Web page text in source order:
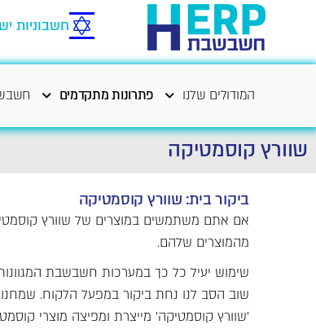
חשבוניות
המודולים שלנו פתרונות מתקדמים
שוורץ קוסמטיקה
ביקור בית: שוורץ קוסמטיקה
אם אתם משתמשים במוצרים של שוורץ
מהמוצרים שלהם.
שימוש יעיל כל כך במערכות חשבשבת
שוב הסב לנו נחת ביקור במפעל הלקוח.
'שוורץ קוסמטיקה' מייצרת ומפיצה מוצרי